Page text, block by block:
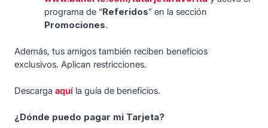
programa de “Referidos” en la sección
Promociones.
Además, tus amigos también reciben beneficios
exclusivos. Aplican restricciones.
Descarga aquí la guía de beneficios.
¿Dónde puedo pagar mi Tarjeta?